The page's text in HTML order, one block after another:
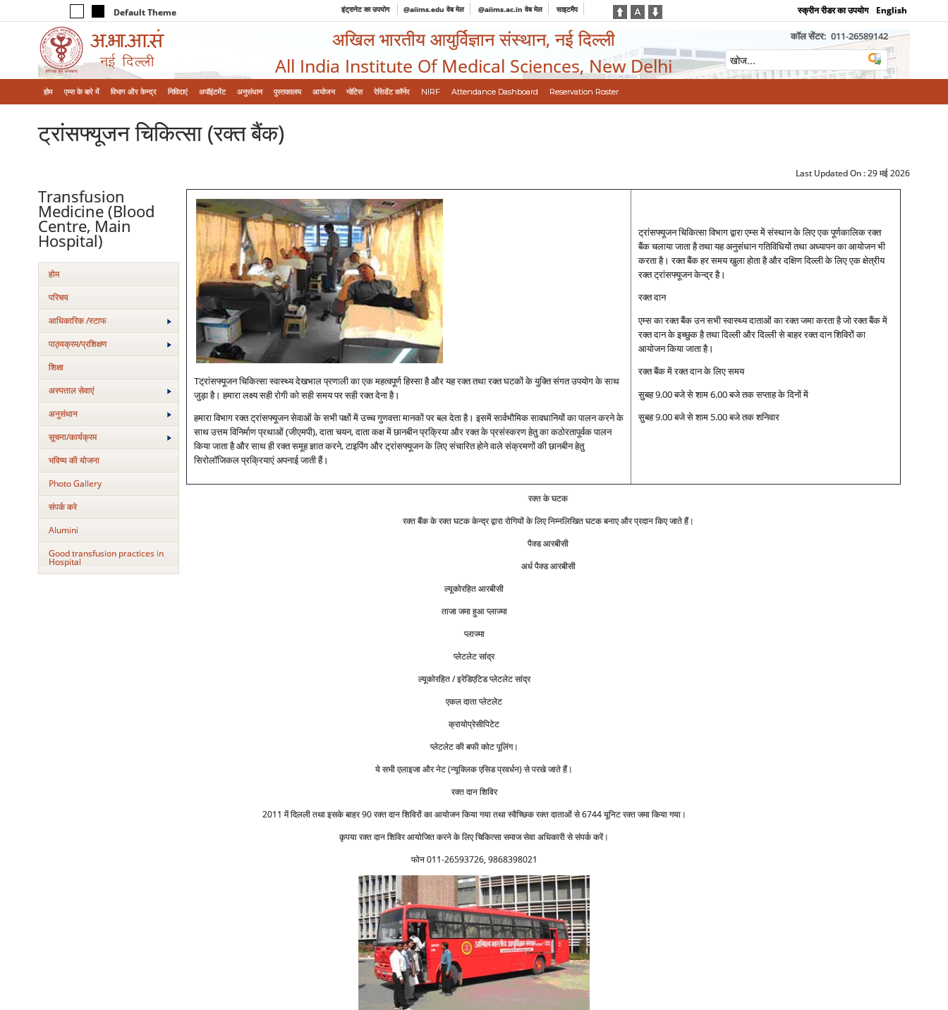
Default Theme इंट्रानेट का उपयोग @aiims.edu वेब मेल @aiims.ac.in वेब मेल साइटमैप स्क्रीन रीडर का उपयोग English
अखिल भारतीय आयुर्विज्ञान संस्थान, नई दिल्ली
All India Institute Of Medical Sciences, New Delhi
कॉल सेंटर: 011-26589142
होम एम्‍स के बारे में विभाग और केन्‍द्र निविदाएं अपॉइंटमेंट अनुसंधान पुस्तकालय आयोजन नोटिस रेसिडेंट कॉर्नर NIRF Attendance Dashboard Reservation Roster
ट्रांसफ्यूजन चिकित्‍सा (रक्‍त बैंक)
Last Updated On :29 मई 2026
Transfusion
Medicine (Blood
Centre, Main
Hospital)
होम
परिचय
आधिकारिक /स्टाफ
पाठ्यक्रम/प्रशिक्षण
शिक्षा
अस्‍पताल सेवाएं
अनुसंधान
सूचना/कार्यक्रम
भविष्य की योजना
Photo Gallery
संपर्क करे
Alumini
Good transfusion practices in
Hospital
Tट्रांसफ्यूजन चिकित्‍सा स्‍वास्‍थ्‍य देखभाल प्रणाली का एक महत्‍वपूर्ण हिस्‍सा है और यह रक्‍त तथा रक्‍त घटकों के युक्ति संगत उपयोग के साथ
जुड़ा है। हमारा लक्ष्‍य सही रोगी को सही समय पर सही रक्‍त देना है।
हमारा विभाग रक्‍त ट्रांसफ्यूजन सेवाओं के सभी पक्षों में उच्‍च गुणवत्ता मानकों पर बल देता है। इसमें सार्वभौमिक सावधानियों का पालन करने के
साथ उत्तम विनिर्माण प्रथाओं (जीएमपी), दाता चयन, दाता कक्ष में छानबीन प्रक्रिया और रक्‍त के प्रसंस्‍करण हेतु का कठोरतापूर्वक पालन
किया जाता है और साथ ही रक्‍त समूह ज्ञात करने, टाइपिंग और ट्रांसफ्यूजन के लिए संचारित होने वाले संक्रमणों की छानबीन हेतु
सिरोलॉजिकल प्रक्रियाएं अपनाई जाती हैं।
ट्रांसफ्यूजन चिकित्‍सा विभाग द्वारा एम्‍स में संस्‍थान के लिए एक पूर्णकालिक रक्‍त
बैंक चलाया जाता है तथा यह अनुसंधान गतिविधियों तथा अध्‍यापन का आयोजन भी
करता है। रक्‍त बैंक हर समय खुला होता है और दक्षिण दिल्‍ली के लिए एक क्षेत्रीय
रक्‍त ट्रांसफ्यूजन केन्‍द्र है।
रक्‍त दान
एम्‍स का रक्‍त बैंक उन सभी स्‍वास्‍थ्‍य दाताओं का रक्‍त जमा करता है जो रक्‍त बैंक में
रक्‍त दान के इच्‍छुक है तथा दिल्‍ली और दिल्‍ली से बाहर रक्‍त दान शिविरों का
आयोजन किया जाता है।
रक्‍त बैंक में रक्‍त दान के लिए समय
सुबह 9.00 बजे से शाम 6.00 बजे तक सप्‍ताह के दिनों में
सुबह 9.00 बजे से शाम 5.00 बजे तक शनिवार
रक्‍त के घटक
रक्‍त बैंक के रक्‍त घटक केन्‍द्र द्वारा रोगियों के लिए निम्‍नलिखित घटक बनाए और प्रदान किए जाते हैं।
पैक्‍ड आरबीसी
अर्ध पैक्‍ड आरबीसी
ल्‍यूकोरहित आरबीसी
ताजा जमा हुआ प्‍लाज्‍मा
प्‍लाज्‍मा
प्‍लेटलेट सांद्र
ल्‍यूकोरहित / इरेडिएटिड प्‍लेटलेट सांद्र
एकल दाता प्‍लेटलेट
क्रायोप्रेसीपिटेट
प्‍लेटलेट की बफी कोट पूलिंग।
ये सभी एलाइजा और नेट (न्‍यूक्लिक एसिड प्रवर्धन) से परखे जाते हैं।
रक्‍त दान शिविर
2011 में दिलली तथा इसके बाहर 90 रक्‍त दान शिविरों का आयोजन किया गया तथा स्‍वैच्छिक रक्‍त दाताओं से 6744 यूनिट रक्‍त जमा किया गया।
कृपया रक्‍त दान शिविर आयोजित करने के लिए चिकित्‍सा समाज सेवा अधिकारी से संपर्क करें।
फोन 011-26593726, 9868398021